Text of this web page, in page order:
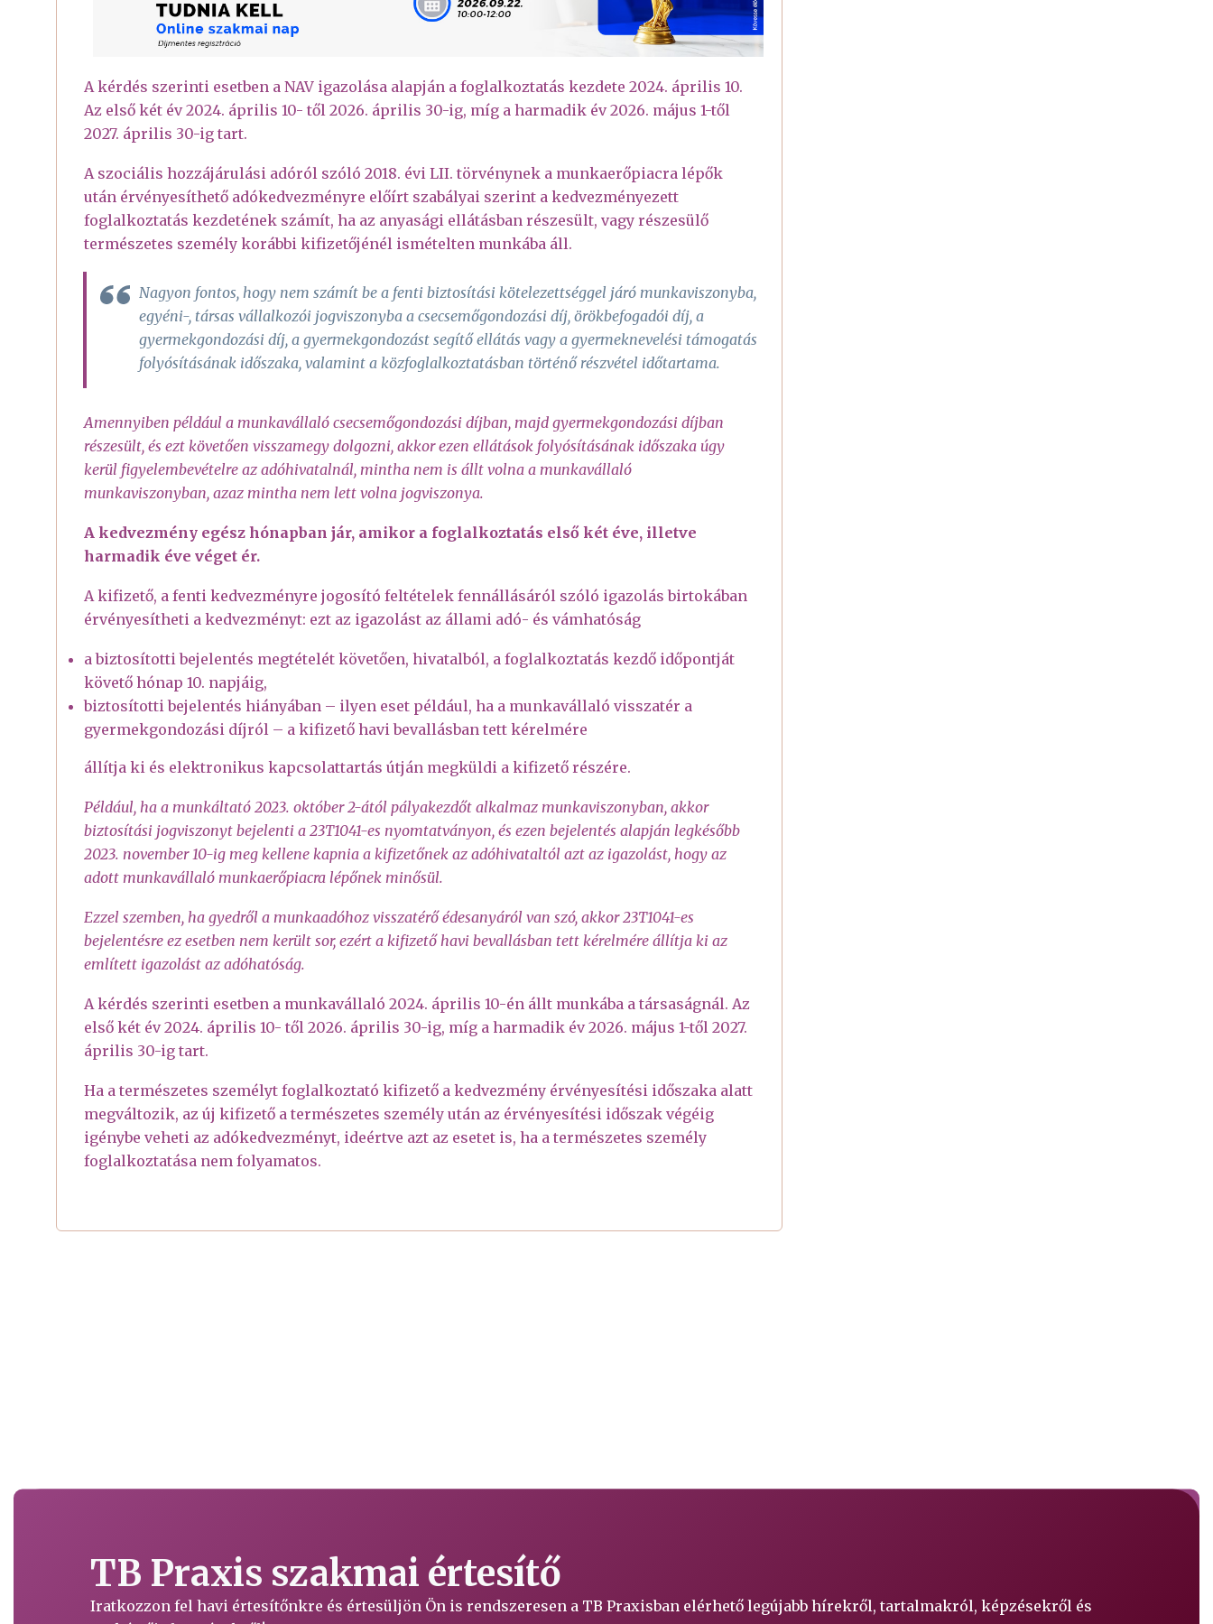
A kérdés szerinti esetben a NAV igazolása alapján a foglalkoztatás kezdete 2024. április 10.
Az első két év 2024. április 10- től 2026. április 30-ig, míg a harmadik év 2026. május 1-től
2027. április 30-ig tart.
A szociális hozzájárulási adóról szóló 2018. évi LII. törvénynek a munkaerőpiacra lépők
után érvényesíthető adókedvezményre előírt szabályai szerint a kedvezményezett
foglalkoztatás kezdetének számít, ha az anyasági ellátásban részesült, vagy részesülő
természetes személy korábbi kifizetőjénél ismételten munkába áll.
Nagyon fontos, hogy nem számít be a fenti biztosítási kötelezettséggel járó munkaviszonyba,
egyéni-, társas vállalkozói jogviszonyba a csecsemőgondozási díj, örökbefogadói díj, a
gyermekgondozási díj, a gyermekgondozást segítő ellátás vagy a gyermeknevelési támogatás
folyósításának időszaka, valamint a közfoglalkoztatásban történő részvétel időtartama.
Amennyiben például a munkavállaló csecsemőgondozási díjban, majd gyermekgondozási díjban
részesült, és ezt követően visszamegy dolgozni, akkor ezen ellátások folyósításának időszaka úgy
kerül figyelembevételre az adóhivatalnál, mintha nem is állt volna a munkavállaló
munkaviszonyban, azaz mintha nem lett volna jogviszonya.
A kedvezmény egész hónapban jár, amikor a foglalkoztatás első két éve, illetve
harmadik éve véget ér.
A kifizető, a fenti kedvezményre jogosító feltételek fennállásáról szóló igazolás birtokában
érvényesítheti a kedvezményt: ezt az igazolást az állami adó- és vámhatóság
a biztosítotti bejelentés megtételét követően, hivatalból, a foglalkoztatás kezdő időpontját
követő hónap 10. napjáig,
biztosítotti bejelentés hiányában – ilyen eset például, ha a munkavállaló visszatér a
gyermekgondozási díjról – a kifizető havi bevallásban tett kérelmére
állítja ki és elektronikus kapcsolattartás útján megküldi a kifizető részére.
Például, ha a munkáltató 2023. október 2-ától pályakezdőt alkalmaz munkaviszonyban, akkor
biztosítási jogviszonyt bejelenti a 23T1041-es nyomtatványon, és ezen bejelentés alapján legkésőbb
2023. november 10-ig meg kellene kapnia a kifizetőnek az adóhivataltól azt az igazolást, hogy az
adott munkavállaló munkaerőpiacra lépőnek minősül.
Ezzel szemben, ha gyedről a munkaadóhoz visszatérő édesanyáról van szó, akkor 23T1041-es
bejelentésre ez esetben nem került sor, ezért a kifizető havi bevallásban tett kérelmére állítja ki az
említett igazolást az adóhatóság.
A kérdés szerinti esetben a munkavállaló 2024. április 10-én állt munkába a társaságnál. Az
első két év 2024. április 10- től 2026. április 30-ig, míg a harmadik év 2026. május 1-től 2027.
április 30-ig tart.
Ha a természetes személyt foglalkoztató kifizető a kedvezmény érvényesítési időszaka alatt
megváltozik, az új kifizető a természetes személy után az érvényesítési időszak végéig
igénybe veheti az adókedvezményt, ideértve azt az esetet is, ha a természetes személy
foglalkoztatása nem folyamatos.
TB Praxis szakmai értesítő
Iratkozzon fel havi értesítőnkre és értesüljön Ön is rendszeresen a TB Praxisban elérhető legújabb hírekről, tartalmakról, képzésekről és